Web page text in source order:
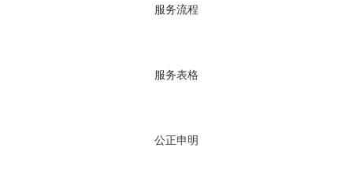
服务流程
服务表格
公正申明